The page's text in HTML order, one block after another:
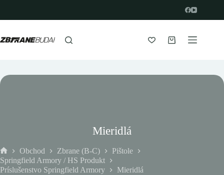
obsah
Nákupný
Mieridlá
Domov
Obchod Zbrane (B-C)
Pištole
Springfield Armory / HS Produkt
Príslušenstvo Springfield Armory
Mieridlá